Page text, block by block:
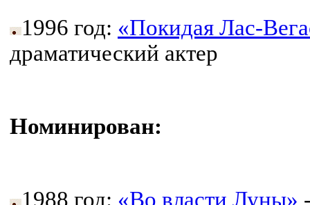
1996 год: «Покидая Лас-
драматический актер
Номинирован:
1988 год: «Во власти Луны»